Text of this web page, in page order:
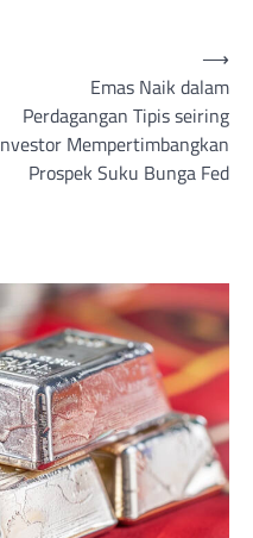
Emas Naik dalam
Perdagangan Tipis seiring
Mempertimbangkan
Prospek Suku Bunga Fed
⟶